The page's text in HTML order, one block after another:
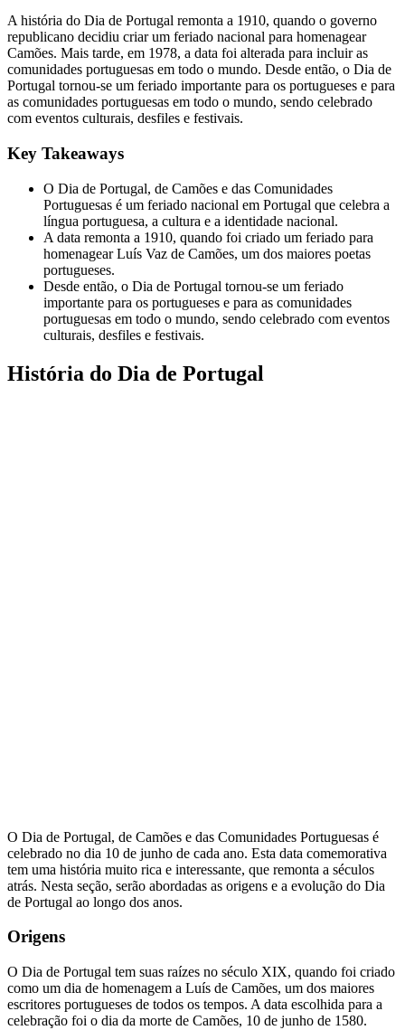
A história do Dia de Portugal remonta a 1910, quando o governo
republicano decidiu criar um feriado nacional para homenagear
Camões. Mais tarde, em 1978, a data foi alterada para incluir as
comunidades portuguesas em todo o mundo. Desde então, o Dia de
Portugal tornou-se um feriado importante para os portugueses e para
as comunidades portuguesas em todo o mundo, sendo celebrado
com eventos culturais, desfiles e festivais.
Key Takeaways
O Dia de Portugal, de Camões e das Comunidades
Portuguesas é um feriado nacional em Portugal que celebra a
língua portuguesa, a cultura e a identidade nacional.
A data remonta a 1910, quando foi criado um feriado para
homenagear Luís Vaz de Camões, um dos maiores poetas
portugueses.
Desde então, o Dia de Portugal tornou-se um feriado
importante para os portugueses e para as comunidades
portuguesas em todo o mundo, sendo celebrado com eventos
culturais, desfiles e festivais.
História do Dia de Portugal
O Dia de Portugal, de Camões e das Comunidades Portuguesas é
celebrado no dia 10 de junho de cada ano. Esta data comemorativa
tem uma história muito rica e interessante, que remonta a séculos
atrás. Nesta seção, serão abordadas as origens e a evolução do Dia
de Portugal ao longo dos anos.
Origens
O Dia de Portugal tem suas raízes no século XIX, quando foi criado
como um dia de homenagem a Luís de Camões, um dos maiores
escritores portugueses de todos os tempos. A data escolhida para a
celebração foi o dia da morte de Camões, 10 de junho de 1580.